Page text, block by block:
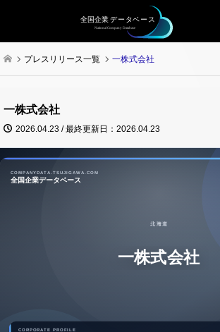
プレスリリース一覧 一株式会社
一株式会社
2026.04.23 / 最終更新日：2026.04.23